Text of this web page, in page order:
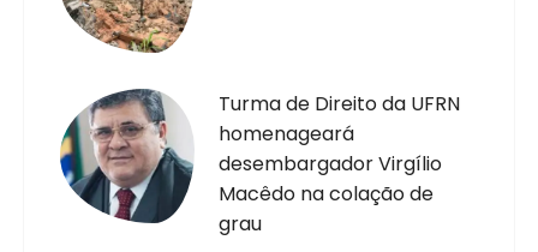
Turma de Direito da UFRN
homenageará
desembargador Virgílio
Macêdo na colação de
grau